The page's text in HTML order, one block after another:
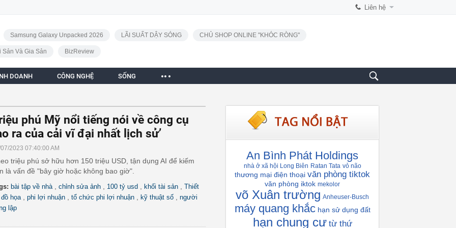
Liên hệ
Samsung Galaxy Unpacked 2026 LÃI SUẤT DẬY SÓNG CHỦ SHOP ONLINE "KHÓC RÒNG"
Sản Và Gia Sản BizReview
DOANH CÔNG NGHỆ SỐNG
phú Mỹ nổi tiếng nói về công cụ
ra của cải vĩ đại nhất lịch sử’
2023 07:40:00 AM
triệu phú sở hữu hơn 150 triệu USD, tận dụng AI để kiếm
là vấn đề "bây giờ hoặc không bao giờ".
bài tập về nhà chỉnh sửa ảnh 100 tỷ usd khối tài sản
Thiết
đồ họa
phi lợi nhuận tổ chức phi lợi nhuận kỹ thuật số
người
lập
An Bình Phát Holdings
nhà ở xã hội Long Biên Ratan Tata vỏ não
thương mại điện thoại văn phòng tiktok
văn phòng iktok mekolor
võ Xuân trường Anheuser-Busch
máy quang khắc hạn sử dụng đất
hạn chung cư từ thứ